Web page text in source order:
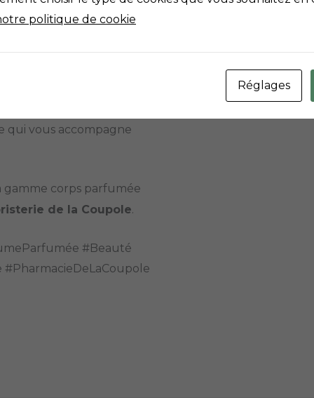
opérer.
souvent celui que l’on
touche de lumière
qui vous accompagne
gamme corps parfumée
de la Coupole.
#Beauté
politique de cookie
Réglages